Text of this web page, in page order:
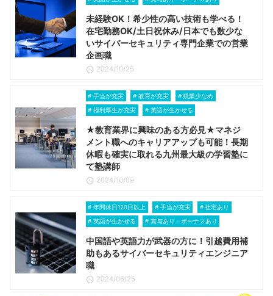
未経験OK！希少性の高い技術も学べる！
在宅勤務OK/土日祝休み/日本でも数少な
いサイバーセキュリティ専門企業での営業
企画職
2024/10/25
手当が充実 教育が充実 残業少なめ
福利厚生が充実 英語が生かせる
★教育業界に興味のある方必見★マネジ
メント職へのキャリアアップも可能！長期
休暇も確実に取れる九州最大級の学習塾に
て塾講師
2024/10/09
年間休日120日以上 手当が充実 社宅あり
英語が生かせる 賞与あり・ボーナスあり
中国語や英語力が武器の方に！引越費用補
助もあるサイバーセキュリティエンジニア
職
2024/06/25